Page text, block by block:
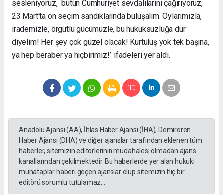
sesleniyoruz, bütün Cumhuriyet sevdalılarını çağırıyoruz,
23 Mart'ta ön seçim sandıklarında buluşalım. Oylarımızla,
irademizle, örgütlü gücümüzle, bu hukuksuzluğa dur
diyelim! Her şey çok güzel olacak! Kurtuluş yok tek başına,
ya hep beraber ya hiçbirimiz!” ifadeleri yer aldı.
Anadolu Ajansı (AA), İhlas Haber Ajansı (İHA), Demirören
Haber Ajansı (DHA) ve diğer ajanslar tarafından eklenen tüm
haberler, sitemizin editörlerinin müdahalesi olmadan ajans
kanallarından çekilmektedir. Bu haberlerde yer alan hukuki
muhataplar haberi geçen ajanslar olup sitemizin hiç bir
editörü sorumlu tutulamaz...